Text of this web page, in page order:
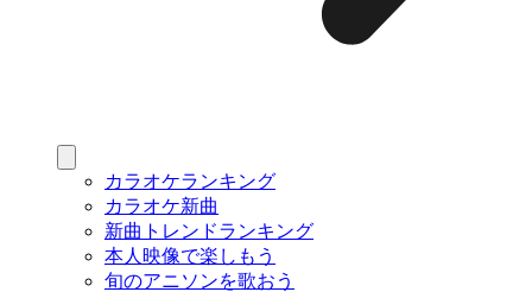
カラオケランキング
カラオケ新曲
新曲トレンドランキング
本人映像で楽しもう
旬のアニソンを歌おう